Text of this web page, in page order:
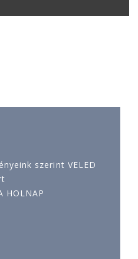
szerint VELED
HOLNAP